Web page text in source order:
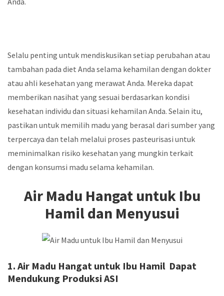
Selalu penting untuk mendiskusikan setiap perubahan atau
tambahan pada diet Anda selama kehamilan dengan dokter
atau ahli kesehatan yang merawat Anda. Mereka dapat
memberikan nasihat yang sesuai berdasarkan kondisi
kesehatan individu dan situasi kehamilan Anda. Selain itu,
pastikan untuk memilih madu yang berasal dari sumber yang
terpercaya dan telah melalui proses pasteurisasi untuk
meminimalkan risiko kesehatan yang mungkin terkait
dengan konsumsi madu selama kehamilan.
Air Madu Hangat untuk Ibu
Hamil dan Menyusui
1. Air Madu Hangat untuk Ibu Hamil Dapat
Mendukung Produksi ASI